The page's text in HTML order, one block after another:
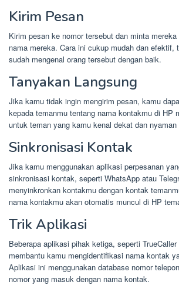
Kirim Pesan
Kirim pesan ke nomor tersebut dan minta
nama mereka. Cara ini cukup mudah dan efektif,
sudah mengenal orang tersebut dengan baik.
Tanyakan Langsung
Jika kamu tidak ingin mengirim pesan, kamu
kepada temanmu tentang nama kontakmu di HP
untuk teman yang kamu kenal dekat dan
Sinkronisasi Kontak
Jika kamu menggunakan aplikasi perpesanan
sinkronisasi kontak, seperti WhatsApp atau
menyinkronkan kontakmu dengan kontak
nama kontakmu akan otomatis muncul di HP
Trik Aplikasi
Beberapa aplikasi pihak ketiga, seperti
membantu kamu mengidentifikasi nama kontak
Aplikasi ini menggunakan database nomor
nomor yang masuk dengan nama kontak.